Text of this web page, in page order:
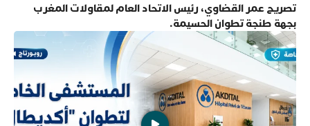
تصريح عمر القضاوي، رئيس الاتحاد العام لمقاولات المغرب
بجهة طنجة تطوان الحسيمة.